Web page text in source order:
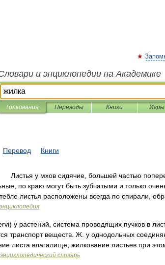
и энциклопедии на Академике
Толкования Переводы Книги Игры
Перевод Книги
у мхов сидячие, большей частью
по краю могут быть зубчатыми и только
листья расположены всегда по спирали,
у растений, система проводящих пучков в
транспорт веществ. Ж. у однодольных
листа влагалище; жилкование листьев при
словарь